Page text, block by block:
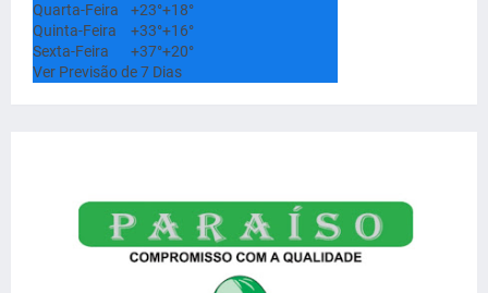
Quarta-Feira
+23°+18°
Quinta-Feira
+33°+16°
Sexta-Feira
+37°+20°
Ver Previsão de 7 Dias